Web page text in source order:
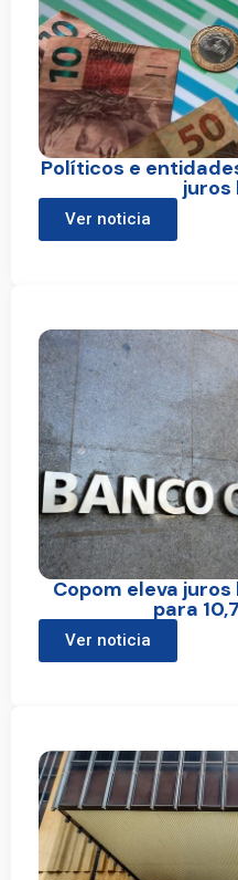
Políticos e
juros
Ver noticia
Copom eleva
para
Ver noticia